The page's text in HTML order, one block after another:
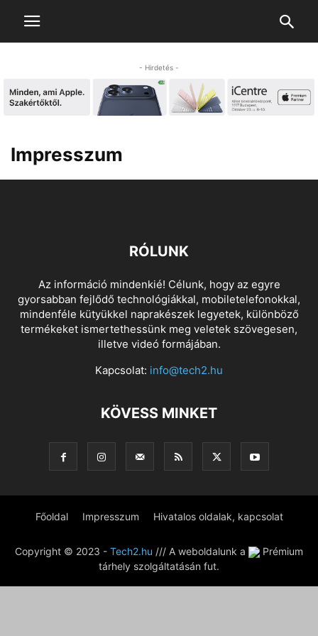
- Hirdetés -
Impresszum
RÓLUNK
Az információ mindenkié! Célunk, hogy az egyre
gyorsabban fejlődő technológiákkal, mobiletelefonokkal,
mindenféle kütyükkel naprakészek legyetek, különböző
termékeket ismertethessünk meg veletek szövegesen,
illetve videó formájában.
Kapcsolat: info@tech2.hu
KÖVESS MINKET
Főoldal Impresszum Hivatalos oldalak, kapcsolat
Copyright © 2023 - Tech2.hu /// A weboldalunk a
Prémium
tárhely szolgáltatásán fut.